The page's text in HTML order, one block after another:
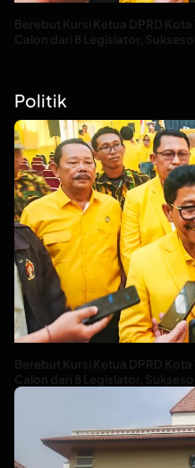
Berebut Kursi Ketua DPRD
Calon dari 8 Legislator,
Politik
Berebut Kursi Ketua DPRD
Calon dari 8 Legislator,